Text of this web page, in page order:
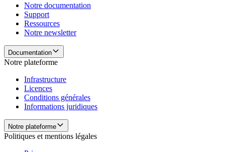
Notre documentation
Support
Ressources
Notre newsletter
Documentation
Notre plateforme
Infrastructure
Licences
Conditions générales
Informations juridiques
Notre plateforme
Politiques et mentions légales